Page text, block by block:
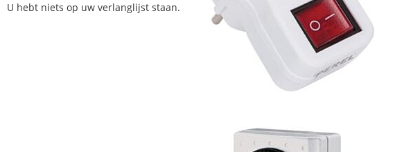
U hebt niets op uw verlanglijst staan.